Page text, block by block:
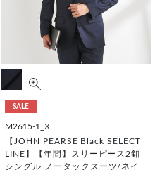
SALE
M2615-1_X
【JOHN PEARSE Black SELECT
LINE】【年間】スリーピース2釦
シングル ノータックスーツ/ネイ